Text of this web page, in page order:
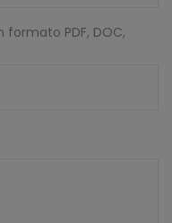
formato PDF, DOC,